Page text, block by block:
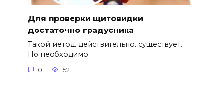
Для проверки щитовидки
достаточно градусника
Такой метод, действительно, существует.
Но необходимо
0 52